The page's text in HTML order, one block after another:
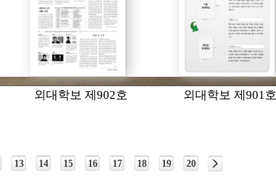
외대학보 제902호 외대학보 제901호
13 14 15 16 17 18 19 20